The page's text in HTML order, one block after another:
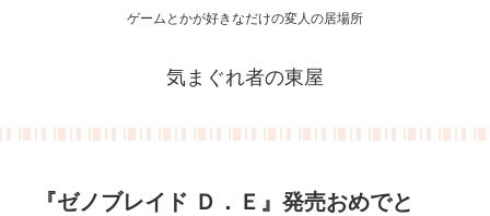
ゲームとかが好きなだけの変人の居場所
気まぐれ者の東屋
『ゼノブレイド Ｄ．Ｅ』発売おめでと